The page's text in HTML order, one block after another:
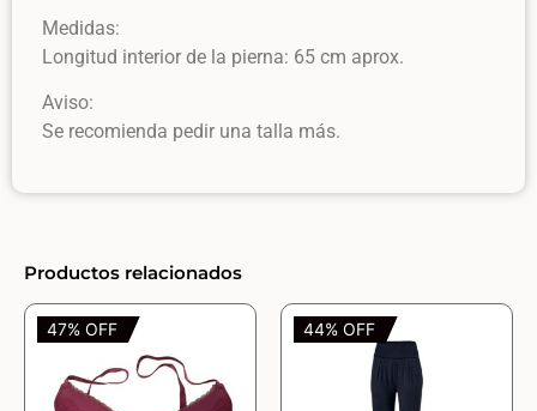
Medidas:
Longitud interior de la pierna: 65 cm aprox.
Aviso:
Se recomienda pedir una talla más.
Productos relacionados
47% OFF 44% OFF